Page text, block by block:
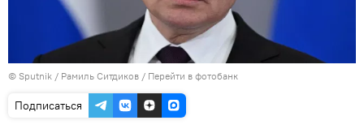
© Sputnik / Рамиль Ситдиков / Перейти в фотобанк
Подписаться